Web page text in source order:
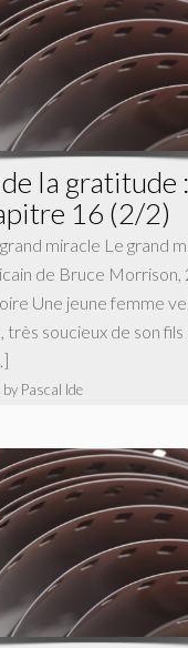
la gratitude
16 (2/2)
miracle Le grand
de Bruce Morrison,
Une jeune femme
très soucieux de son
by Pascal Ide